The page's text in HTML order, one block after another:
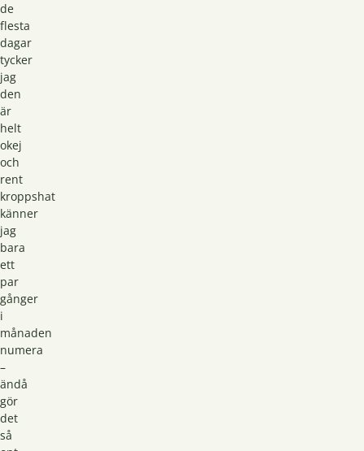
de
flesta
dagar
tycker
jag
den
är
helt
okej
och
rent
kroppshat
känner
jag
bara
ett
par
gånger
i
månaden
numera
–
ändå
gör
det
så